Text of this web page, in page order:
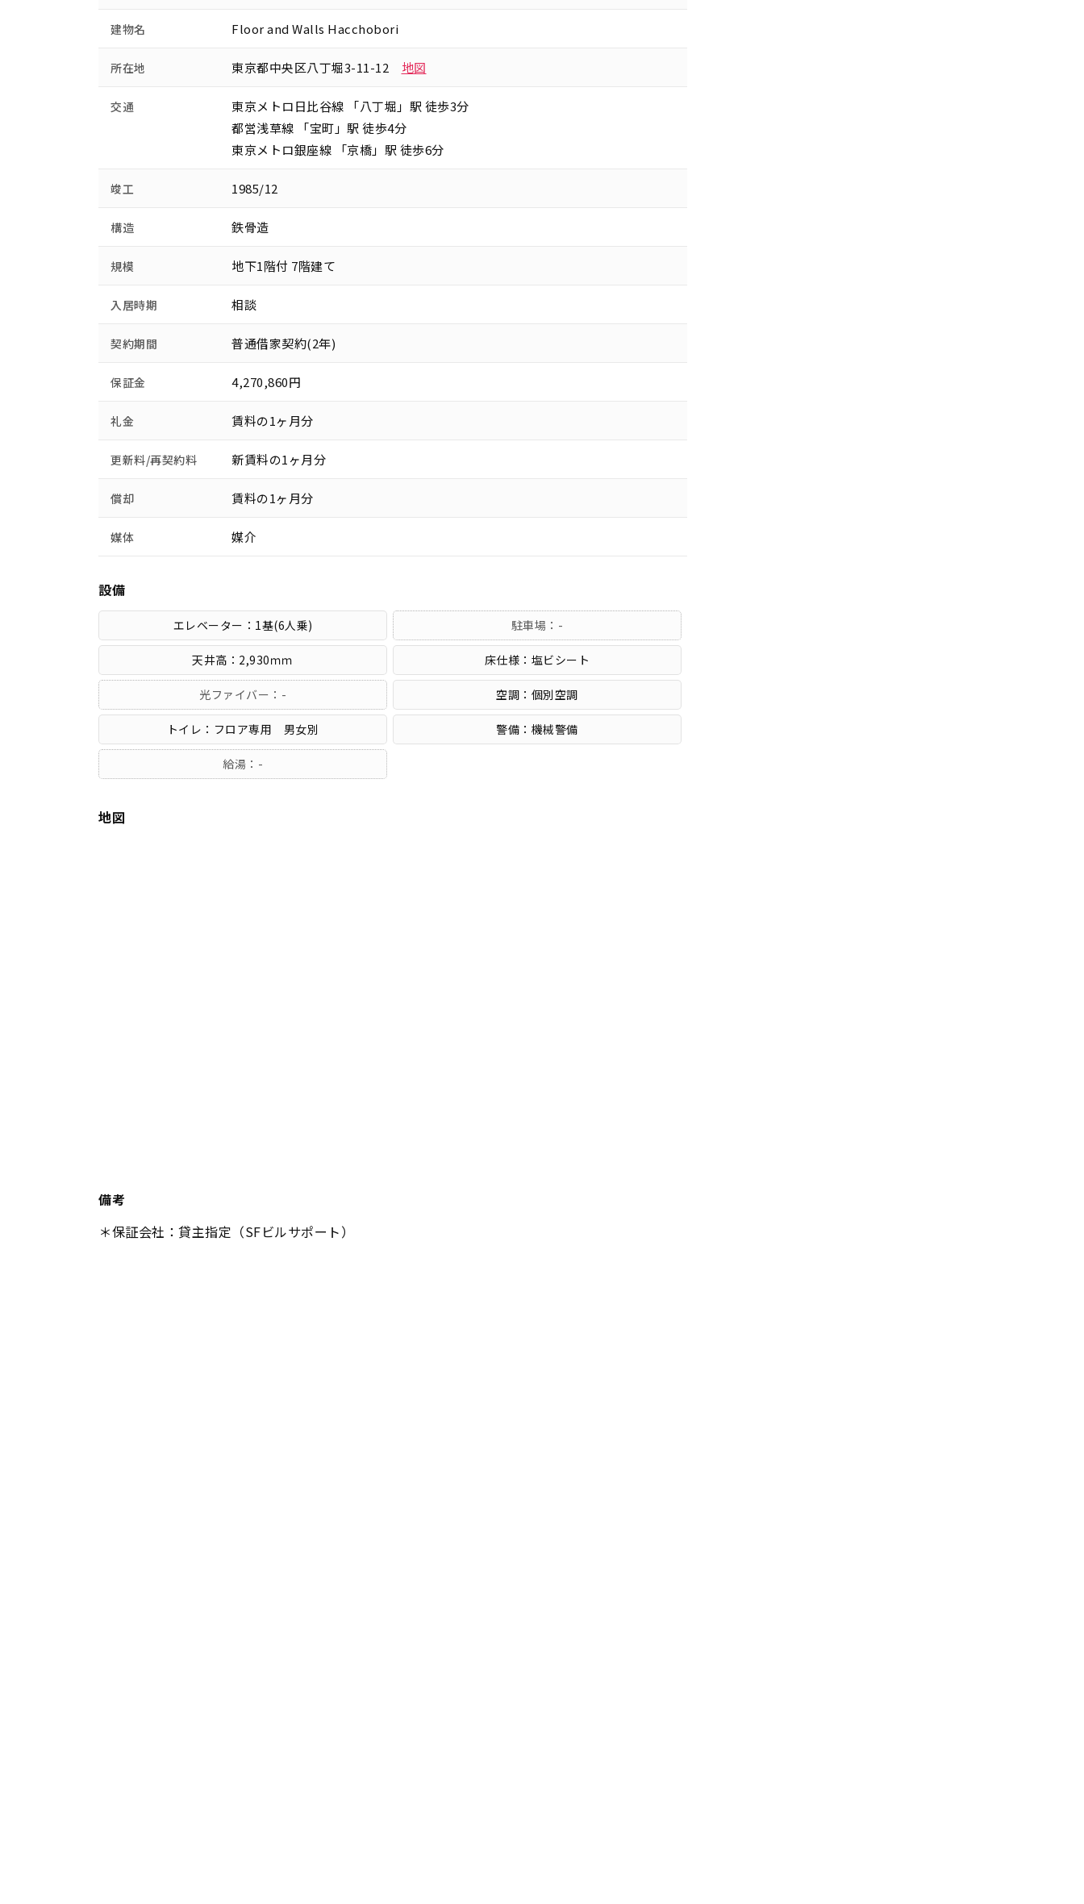
建物名 Floor and Walls Hacchobori
所在地 東京都中央区八丁堀3-11-12 地図
交通
東京メトロ日比谷線 「八丁堀」駅 徒歩3分
都営浅草線 「宝町」駅 徒歩4分
東京メトロ銀座線 「京橋」駅 徒歩6分
竣工 1985/12
構造 鉄骨造
規模 地下1階付 7階建て
入居時期 相談
契約期間 普通借家契約(2年)
保証金 4,270,860円
礼金 賃料の1ヶ月分
更新料/再契約料 新賃料の1ヶ月分
償却 賃料の1ヶ月分
媒体 媒介
設備
エレベーター：1基(6人乗) 駐車場：-
天井高：2,930ｍｍ 床仕様：塩ビシート
光ファイバー：- 空調：個別空調
トイレ：フロア専用 男女別 警備：機械警備
給湯：-
地図
備考
＊保証会社：貸主指定（SFビルサポート）